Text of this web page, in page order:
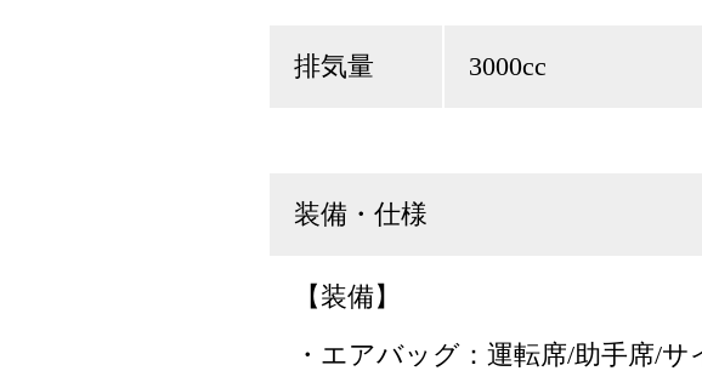
排気量 3000cc
装備・仕様
【装備】
・エアバッグ：運転席/助手